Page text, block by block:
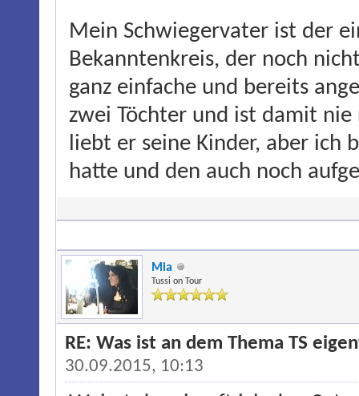
Mein Schwiegervater ist der
Bekanntenkreis, der noch
ganz einfache und bereits
zwei Töchter und ist damit
liebt er seine Kinder, aber ich
hatte und den auch noch
Mia
Tussi on Tour
RE: Was ist an dem Thema TS
30.09.2015, 10:13